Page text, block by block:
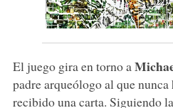
El juego gira en torno a
padre arqueólogo al que
recibido una carta. Siguiendo